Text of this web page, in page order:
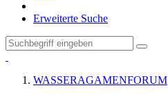
Erweiterte Suche
WASSERAGAMENFORUM